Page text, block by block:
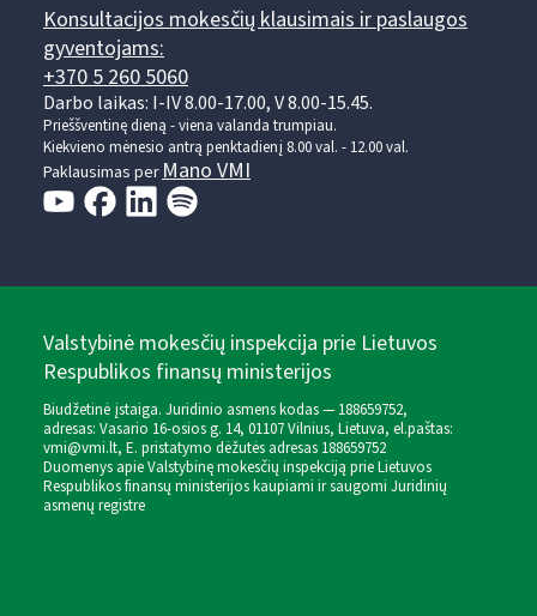
Konsultacijos mokesčių klausimais ir paslaugos
gyventojams:
+370 5 260 5060
Darbo laikas: I-IV 8.00-17.00, V 8.00-15.45.
Prieššventinę dieną - viena valanda trumpiau.
Kiekvieno mėnesio antrą penktadienį 8.00 val. - 12.00 val.
Paklausimas perMano VMI
Valstybinė mokesčių inspekcija prie Lietuvos
Respublikos finansų ministerijos
Biudžetinė įstaiga. Juridinio asmens kodas — 188659752,
adresas: Vasario 16-osios g. 14, 01107 Vilnius, Lietuva, el.paštas:
vmi@vmi.lt, E. pristatymo dėžutės adresas 188659752
Duomenys apie Valstybinę mokesčių inspekciją prie Lietuvos
Respublikos finansų ministerijos kaupiami ir saugomi Juridinių
asmenų registre